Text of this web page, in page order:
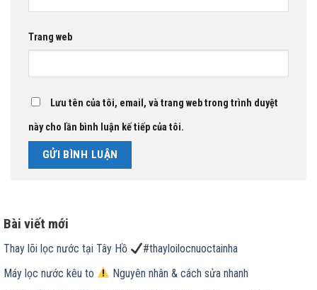
Trang web
Lưu tên của tôi, email, và trang web trong trình duyệt
này cho lần bình luận kế tiếp của tôi.
Bài viết mới
Thay lõi lọc nước tại Tây Hồ
#thayloilocnuoctainha
Máy lọc nước kêu to
Nguyên nhân & cách sửa nhanh